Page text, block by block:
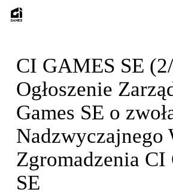
Skip
CI GAMES SE
Ogłoszenie
Games SE o
Nadzwyczajnego
Zgromadzenia CI
SE